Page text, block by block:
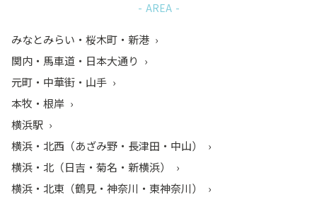
AREA
みなとみらい・桜木町・新港
関内・馬車道・日本大通り
元町・中華街・山手
本牧・根岸
横浜駅
横浜・北西（あざみ野・長津田・中山）
横浜・北（日吉・菊名・新横浜）
横浜・北東（鶴見・神奈川・東神奈川）